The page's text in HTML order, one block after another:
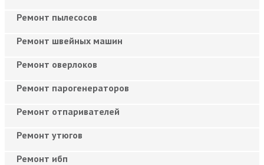
Ремонт пылесосов
Ремонт швейных машин
Ремонт оверлоков
Ремонт парогенераторов
Ремонт отпаривателей
Ремонт утюгов
Ремонт ибп